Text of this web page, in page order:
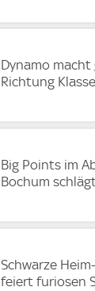
Dynamo
Richtung
Big Points im
Bochum
Schwarze
feiert furiosen